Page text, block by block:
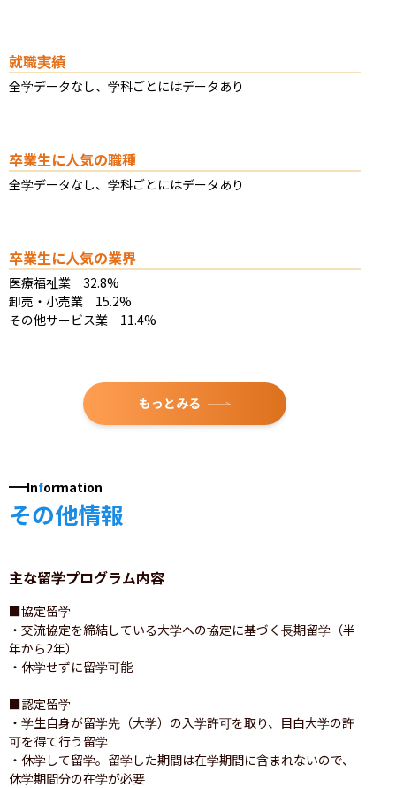
就職実績
全学データなし、学科ごとにはデータあり
卒業生に人気の職種
全学データなし、学科ごとにはデータあり
卒業生に人気の業界
医療福祉業　32.8%
卸売・小売業　15.2%
その他サービス業　11.4%
もっとみる
Information
その他情報
主な留学プログラム内容
■協定留学
・交流協定を締結している大学への協定に基づく長期留学（半
年から2年）
・休学せずに留学可能
■認定留学
・学生自身が留学先（大学）の入学許可を取り、目白大学の許
可を得て行う留学
・休学して留学。留学した期間は在学期間に含まれないので、
休学期間分の在学が必要